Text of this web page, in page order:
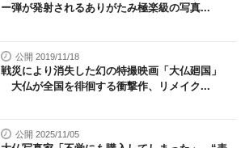
ー弾が発射されるありがたみ極楽級の写真...
公開 2019/11/18
戦災により消失した幻の特撮映画「大仏廻国」
大仏が全国を徘徊する衝撃作、リメイク...
公開 2025/11/05